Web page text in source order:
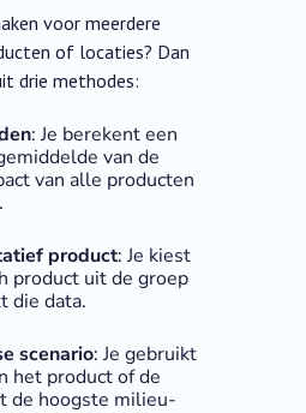
voor meerdere
of locaties? Dan
drie methodes:
: Je berekent een
van de
van alle producten
product: Je kiest
product uit de groep
die data.
scenario: Je gebruikt
het product of de
de hoogste milieu-